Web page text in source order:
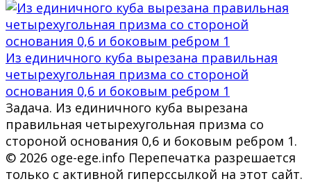
Из единичного куба вырезана правильная
четырехугольная призма со стороной
основания 0,6 и боковым ребром 1
Задача. Из единичного куба вырезана
правильная четырехугольная призма со
стороной основания 0,6 и боковым ребром 1.
© 2026 oge-ege.info Перепечатка разрешается
только с активной гиперссылкой на этот сайт.